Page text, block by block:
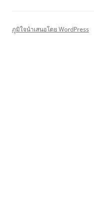
ภูมิใจนำเสนอโดย WordPress